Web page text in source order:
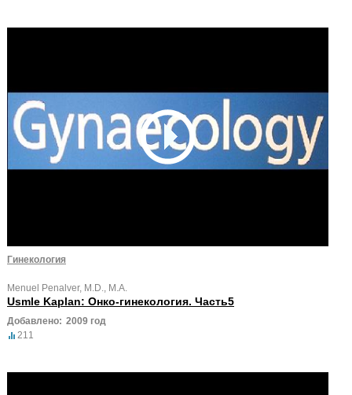
Гинекология
Menuel Penalver, M.D., M.A.
Usmle Kaplan: Онко-гинекология. Часть5
Добавлено: 2009 год
211